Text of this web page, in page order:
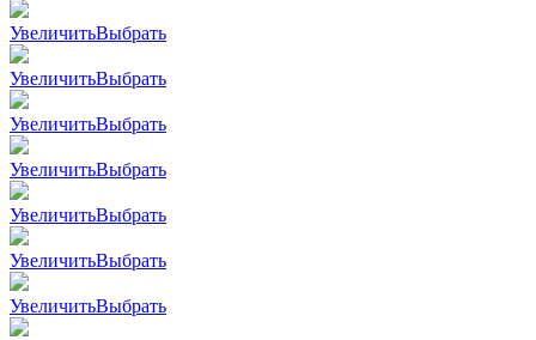
УвеличитьВыбрать
УвеличитьВыбрать
УвеличитьВыбрать
УвеличитьВыбрать
УвеличитьВыбрать
УвеличитьВыбрать
УвеличитьВыбрать